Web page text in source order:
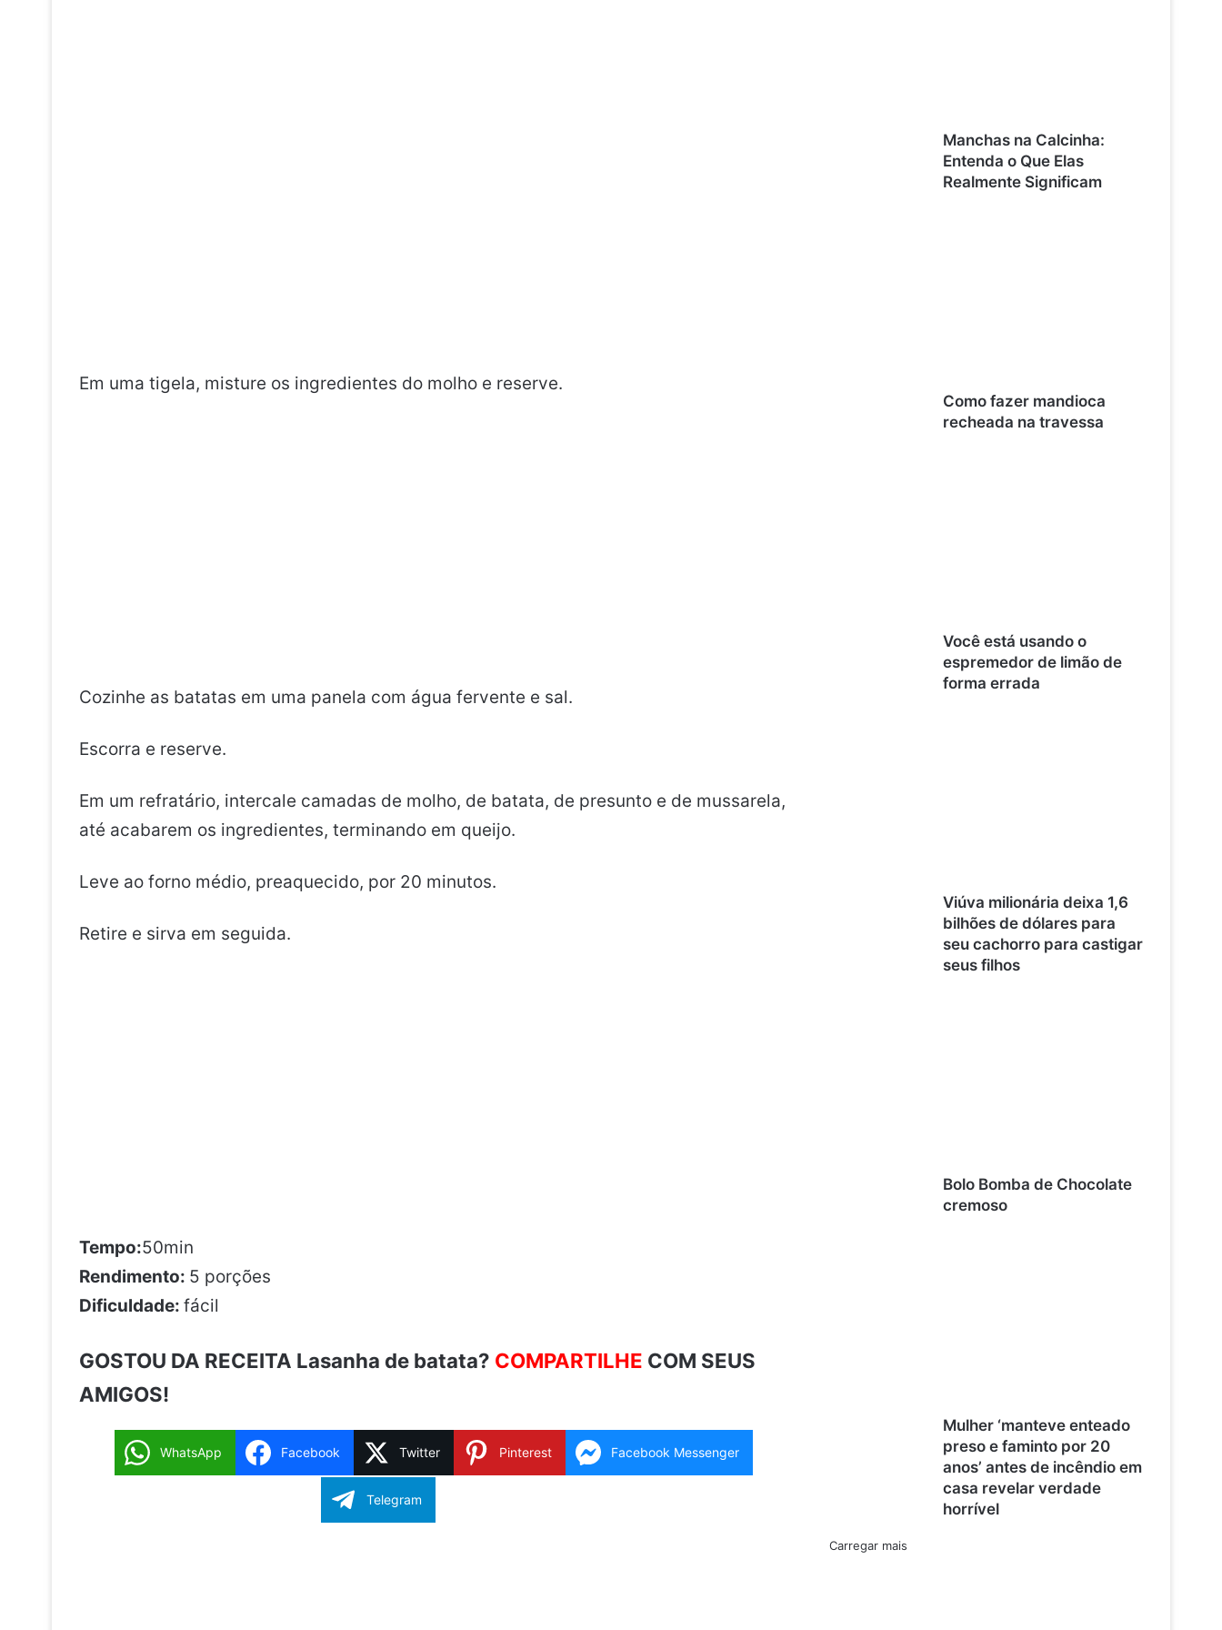
Em uma tigela, misture os ingredientes do molho e reserve.
Cozinhe as batatas em uma panela com água fervente e sal.
Escorra e reserve.
Em um refratário, intercale camadas de molho, de batata, de presunto e de mussarela,
até acabarem os ingredientes, terminando em queijo.
Leve ao forno médio, preaquecido, por 20 minutos.
Retire e sirva em seguida.
Tempo:50min
Rendimento: 5 porções
Dificuldade: fácil
GOSTOU DA RECEITA Lasanha de batata? COMPARTILHE COM SEUS
AMIGOS!
WhatsApp Facebook Twitter Pinterest Facebook Messenger
Telegram
Manchas na Calcinha:
Entenda o Que Elas
Realmente Significam
Como fazer mandioca
recheada na travessa
Você está usando o
espremedor de limão de
forma errada
Viúva milionária deixa 1,6
bilhões de dólares para
seu cachorro para castigar
seus filhos
Bolo Bomba de Chocolate
cremoso
Mulher ‘manteve enteado
preso e faminto por 20
anos’ antes de incêndio em
casa revelar verdade
horrível
Carregar mais